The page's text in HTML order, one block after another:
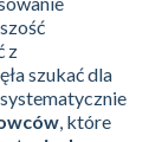
z
szukać dla
, które